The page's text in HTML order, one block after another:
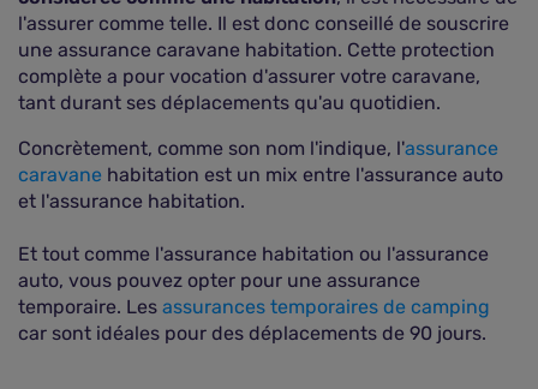
l'assurer comme telle. Il est donc conseillé de souscrire
une assurance caravane habitation. Cette protection
complète a pour vocation d'assurer votre caravane,
tant durant ses déplacements qu'au quotidien.
Concrètement, comme son nom l'indique, l'assurance
caravane habitation est un mix entre l'assurance auto
et l'assurance habitation.
Et tout comme l'assurance habitation ou l'assurance
auto, vous pouvez opter pour une assurance
temporaire. Les assurances temporaires de camping
car sont idéales pour des déplacements de 90 jours.